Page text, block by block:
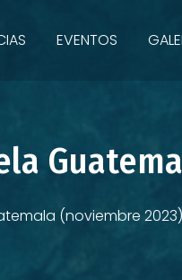
EVENTOS
(noviembre 2023)